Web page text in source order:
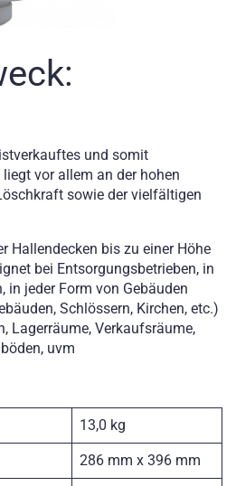
und somit
vor allem an der hohen
sowie der vielfältigen
Hallendecken bis zu einer Höhe
bei Entsorgungsbetrieben, in
in jeder Form von Gebäuden
Schlössern, Kirchen, etc.)
Lagerräume, Verkaufsräume,
uvm
13,0 kg
286 mm x 396 mm